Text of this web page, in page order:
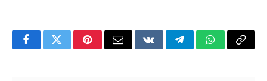
FacebookTwitterPinterestEmail VKontakteTelegramWhatsApp
Copy